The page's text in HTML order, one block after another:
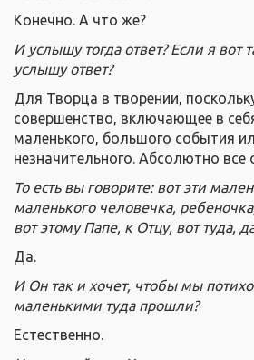
Конечно. А что же?
И услышу тогда ответ? Если я вот
услышу ответ?
Для Творца в творении,
совершенство, включающее в
маленького, большого события
незначительного. Абсолютно все
То есть вы говорите: вот эти
маленького человечка,
вот этому Папе, к Отцу, вот туда,
Да.
И Он так и хочет, чтобы мы
маленькими туда прошли?
Естественно.